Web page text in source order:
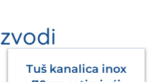
Tuš kanalica inox